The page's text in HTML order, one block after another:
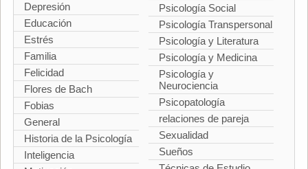
Depresión
Educación
Estrés
Familia
Felicidad
Flores de Bach
Fobias
General
Historia de la Psicología
Inteligencia
Psicología Social
Psicología Transpersonal
Psicología y Literatura
Psicología y Medicina
Psicología y
Neurociencia
Psicopatología
relaciones de pareja
Sexualidad
Sueños